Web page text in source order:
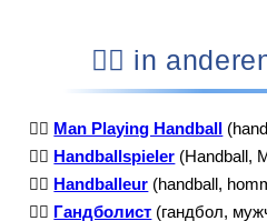
🤾‍♂️ in
🤾‍♂️ Man Playing Handball
🤾‍♂️ Handballspieler (Handball,
🤾‍♂️ Handballeur (handball,
🤾‍♂️ Гандболист (гандбол,